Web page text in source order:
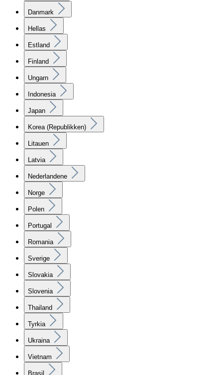
Danmark
Hellas
Estland
Finland
Ungarn
Indonesia
Japan
Korea (Republikken)
Litauen
Latvia
Nederlandene
Norge
Polen
Portugal
Romania
Sverige
Slovakia
Slovenia
Thailand
Tyrkia
Ukraina
Vietnam
Brasil